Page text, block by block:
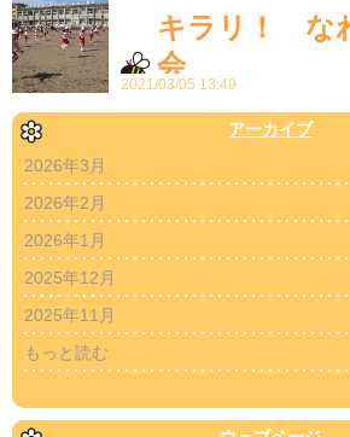
キラリ！ な
会
2021/03/05 13:49
アーカイブ
2026年3月
2026年2月
2026年1月
2025年12月
2025年11月
もっと読む